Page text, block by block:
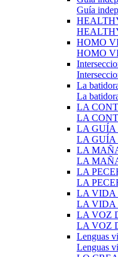
Guía
HOMO
HOMO
La
La
LA
LA
LA GUÍA
LA GUÍA
LA
LA
LA
LA
LA VIDA
LA VIDA
LA VOZ
LA VOZ
Lenguas
Lenguas